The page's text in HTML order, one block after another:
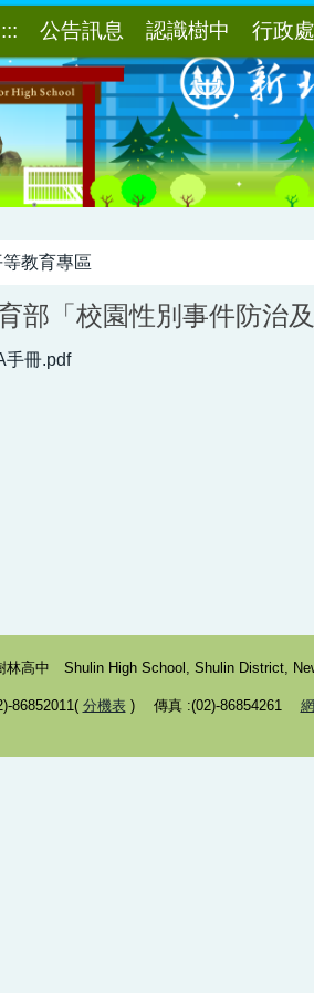
::: 公告訊息 認識樹中 行政
教育專區
部「校園性別事件防治
手冊.pdf
林高中 Shulin High School, Shulin District,
86852011( 分機表) 傳真 :(02)-86854261